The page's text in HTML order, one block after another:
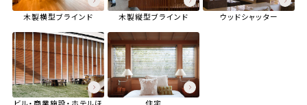
木製横型ブラインド 木製縦型ブラインド ウッドシャッター